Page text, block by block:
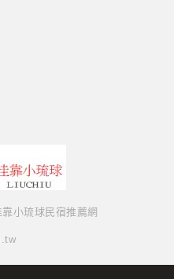
靠小琉球民宿推薦網